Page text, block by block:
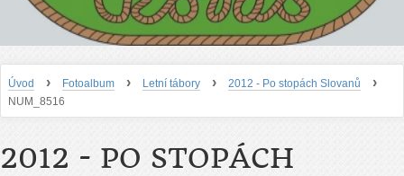
Úvod › Fotoalbum › Letní tábory › 2012 - Po stopách Slovanů ›
NUM_8516
2012 - PO STOPÁCH